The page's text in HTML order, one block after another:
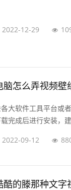
2022-12-29
脑怎么弄视频壁
大软件工具平台或
完成后进行安装，
2022-09-12
酷的滕那种文字